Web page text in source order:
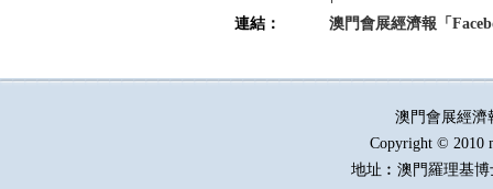
連結： 澳門會展經濟報「
澳門會展經
Copyright © 2010
地址︰澳門羅理基